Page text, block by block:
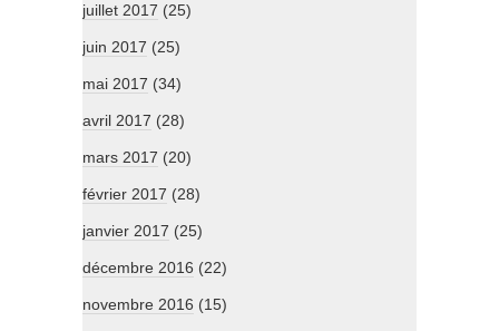
juillet 2017 (25)
juin 2017 (25)
mai 2017 (34)
avril 2017 (28)
mars 2017 (20)
février 2017 (28)
janvier 2017 (25)
décembre 2016 (22)
novembre 2016 (15)